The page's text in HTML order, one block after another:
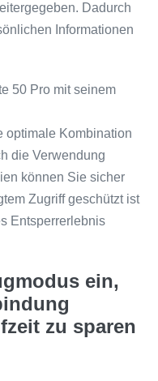
Dadurch
Informationen
50 Pro mit seinem
optimale Kombination
die Verwendung
können Sie sicher
Zugriff geschützt ist
Entsperrerlebnis
ein,
zu sparen